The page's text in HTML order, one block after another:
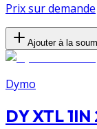
Prix sur demande
Ajouter à la
Dymo
DY XTL